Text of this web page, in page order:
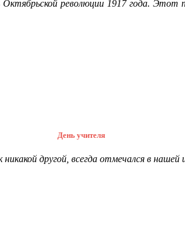
революции 1917 года. Этот
День учителя
другой, всегда отмечался в